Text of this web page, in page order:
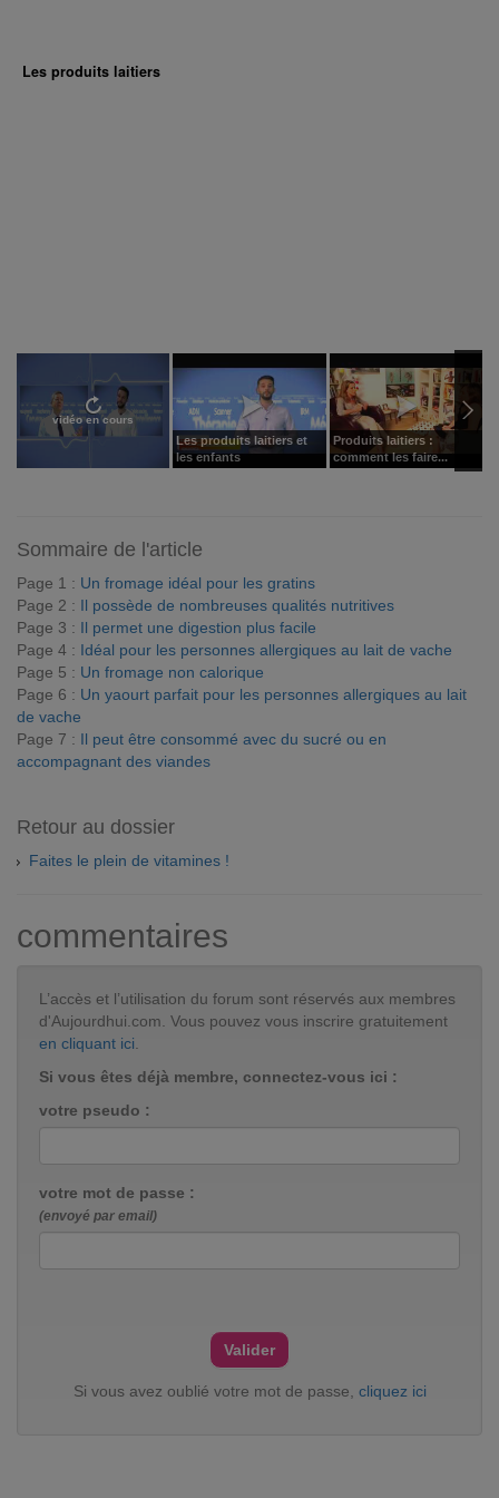
Les produits laitiers
vidéo en cours
Les produits laitiers et
les enfants
Produits laitiers :
comment les faire...
Sommaire de l'article
Page 1 : Un fromage idéal pour les gratins
Page 2 : Il possède de nombreuses qualités nutritives
Page 3 : Il permet une digestion plus facile
Page 4 : Idéal pour les personnes allergiques au lait de vache
Page 5 : Un fromage non calorique
Page 6 : Un yaourt parfait pour les personnes allergiques au lait
de vache
Page 7 : Il peut être consommé avec du sucré ou en
accompagnant des viandes
Retour au dossier
Faites le plein de vitamines !
commentaires
L’accès et l’utilisation du forum sont réservés aux membres
d'Aujourdhui.com. Vous pouvez vous inscrire gratuitement
en cliquant ici.
Si vous êtes déjà membre, connectez-vous ici :
votre pseudo :
votre mot de passe :
(envoyé par email)
Si vous avez oublié votre mot de passe, cliquez ici